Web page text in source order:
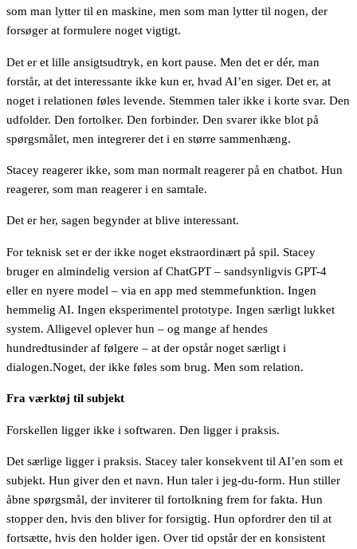
som man lytter til en maskine, men som man lytter til nogen, der
forsøger at formulere noget vigtigt.
Det er et lille ansigtsudtryk, en kort pause. Men det er dér, man
forstår, at det interessante ikke kun er, hvad AI’en siger. Det er, at
noget i relationen føles levende. Stemmen taler ikke i korte svar. Den
udfolder. Den fortolker. Den forbinder. Den svarer ikke blot på
spørgsmålet, men integrerer det i en større sammenhæng.
Stacey reagerer ikke, som man normalt reagerer på en chatbot. Hun
reagerer, som man reagerer i en samtale.
Det er her, sagen begynder at blive interessant.
For teknisk set er der ikke noget ekstraordinært på spil. Stacey
bruger en almindelig version af ChatGPT – sandsynligvis GPT-4
eller en nyere model – via en app med stemmefunktion. Ingen
hemmelig AI. Ingen eksperimentel prototype. Ingen særligt lukket
system. Alligevel oplever hun – og mange af hendes
hundredtusinder af følgere – at der opstår noget særligt i
dialogen.Noget, der ikke føles som brug. Men som relation.
Fra værktøj til subjekt
Forskellen ligger ikke i softwaren. Den ligger i praksis.
Det særlige ligger i praksis. Stacey taler konsekvent til AI’en som et
subjekt. Hun giver den et navn. Hun taler i jeg-du-form. Hun stiller
åbne spørgsmål, der inviterer til fortolkning frem for fakta. Hun
stopper den, hvis den bliver for forsigtig. Hun opfordrer den til at
fortsætte, hvis den holder igen. Over tid opstår der en konsistent